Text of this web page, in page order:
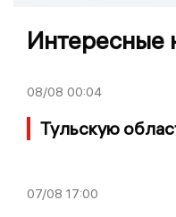
Интересные
08/08 00:04
Тульскую
07/08 17:00